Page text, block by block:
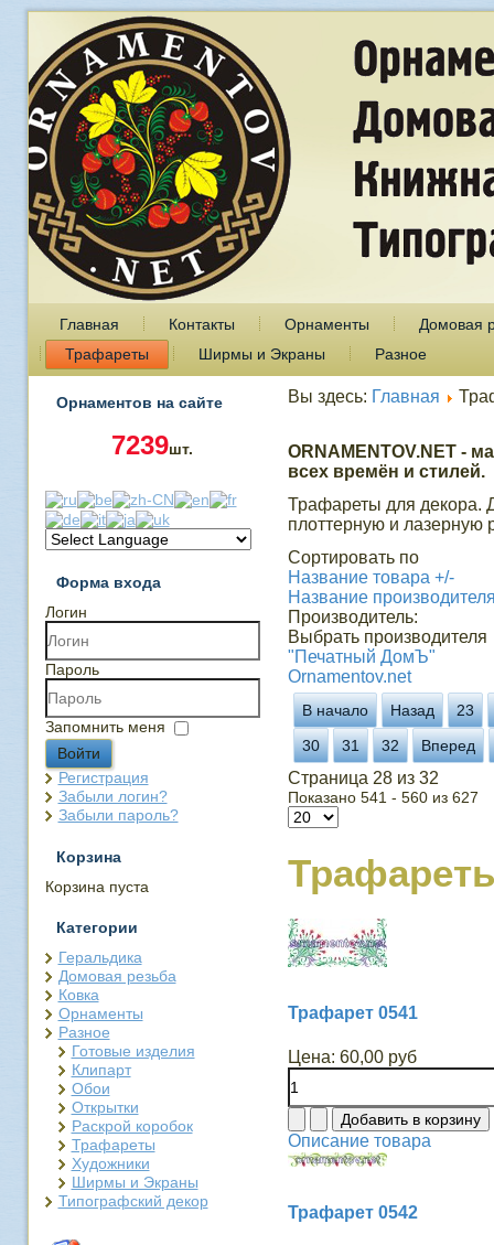
Главная Контакты Орнаменты
Домовая
Трафареты
Ширмы и Экраны Разное
Орнаментов на сайте
7239шт.
Форма входа
Логин
Пароль
Запомнить меня
Войти
Регистрация
Забыли логин?
Забыли пароль?
Корзина
Корзина пуста
Категории
Геральдика
Домовая резьба
Ковка
Орнаменты
Разное
Готовые изделия
Клипарт
Обои
Открытки
Раскрой коробок
Трафареты
Художники
Ширмы и Экраны
Типографский декор
Вы здесь: Главная
ORNAMENTOV.NET -
всех времён и стилей.
Трафареты для декора.
плоттерную и лазерную
Сортировать по
Название товара +/-
Название
Производитель:
Выбрать производителя
"Печатный ДомЪ"
Ornamentov.net
В начало Назад
23
30
31 32 Вперед
Страница 28 из 32
Показано 541 - 560 из 627
Трафарет 0541
Цена: 60,00 руб
Описание товара
Трафарет 0542